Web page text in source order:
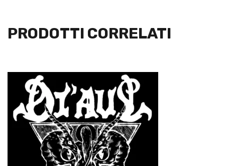
PRODOTTI CORRELATI